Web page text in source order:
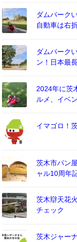
ダムパーク
自動車は右
ダムパーク
ン！日本最
2024年に茨
ルメ、イベ
イマゴロ！
茨木市パン
ャル10周年
茨木辯天花
チェック
茨木ジャー